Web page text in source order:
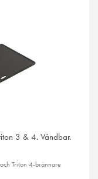
3 & 4. Vändbar.
Triton 4-brännare